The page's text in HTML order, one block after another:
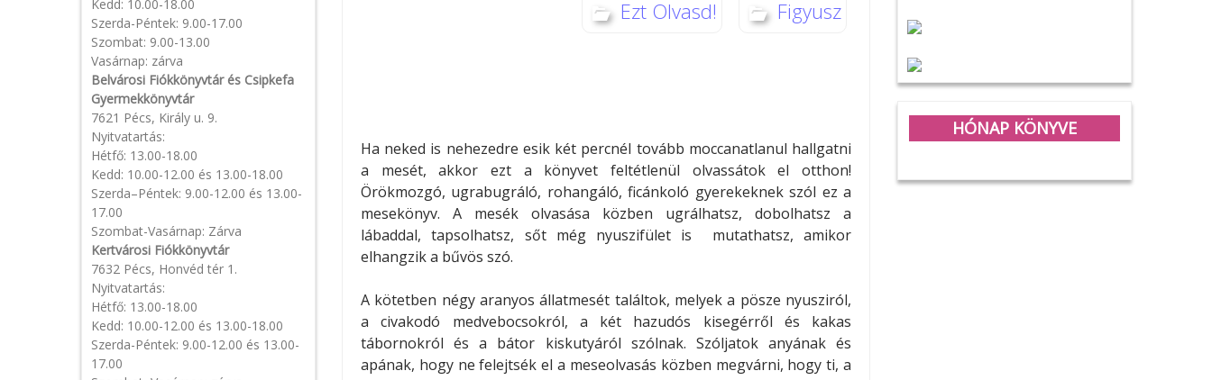
Minerva Fiókkönyvtár
Kedd: 10.00-18.00
Szerda-Péntek: 9.00-17.00
Szombat: 9.00-13.00
Vasárnap: zárva
Belvárosi Fiókkönyvtár és Csipkefa
Gyermekkönyvtár
7621 Pécs, Király u. 9.
Nyitvatartás:
Hétfő: 13.00-18.00
Kedd: 10.00-12.00 és 13.00-18.00
Szerda–Péntek: 9.00-12.00 és 13.00-
17.00
Szombat-Vasárnap: Zárva
Kertvárosi Fiókkönyvtár
7632 Pécs, Honvéd tér 1.
Nyitvatartás:
Hétfő: 13.00-18.00
Kedd: 10.00-12.00 és 13.00-18.00
Szerda-Péntek: 9.00-12.00 és 13.00-
17.00
HÓNAP KÖNYVE
Ezt Olvasd! Figyusz
Ha neked is nehezedre esik két percnél tovább moccanatlanul hallgatni
a mesét, akkor ezt a könyvet feltétlenül olvassátok el otthon!
Örökmozgó, ugrabugráló, rohangáló, ficánkoló gyerekeknek szól ez a
mesekönyv. A mesék olvasása közben ugrálhatsz, dobolhatsz a
lábaddal, tapsolhatsz, sőt még nyuszifület is mutathatsz, amikor
elhangzik a bűvös szó.
A kötetben négy aranyos állatmesét találtok, melyek a pösze nyusziról,
a civakodó medvebocsokról, a két hazudós kisegérről és kakas
tábornokról és a bátor kiskutyáról szólnak. Szóljatok anyának és
apának, hogy ne felejtsék el a meseolvasás közben megvárni, hogy ti, a